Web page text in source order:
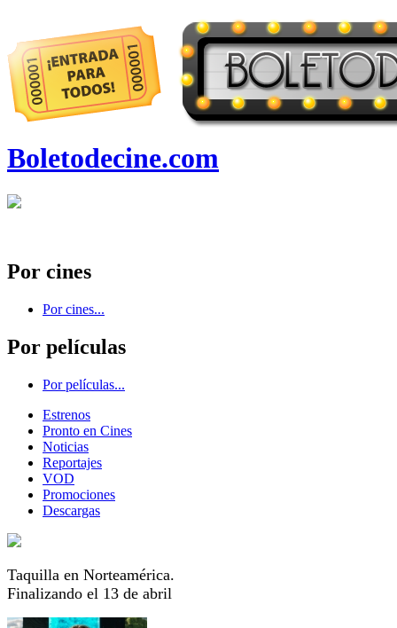
Boletodecine.com
Por cines
Por cines...
Por películas
Por películas...
Estrenos
Pronto en Cines
Noticias
Reportajes
VOD
Promociones
Descargas
Taquilla en Norteamérica.
Finalizando el 13 de abril